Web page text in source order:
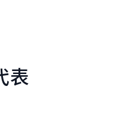
表